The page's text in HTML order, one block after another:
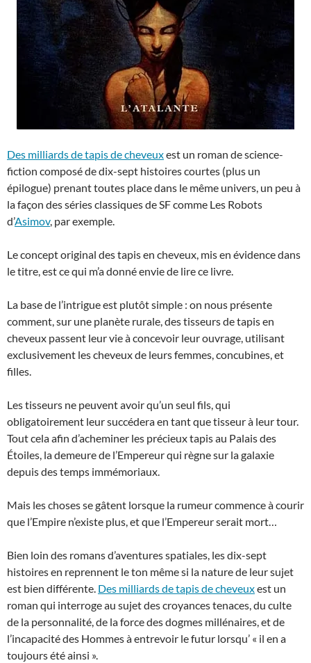
Des milliards de tapis de cheveuxest un roman de science-
fiction composé de dix-sept histoires courtes (plus un
épilogue) prenant toutes place dans le même univers, un peu à
la façon des séries classiques de SF comme Les Robots
d’Asimov, par exemple.
Le concept original des tapis en cheveux, mis en évidence dans
le titre, est ce qui m’a donné envie de lire ce livre.
La base de l’intrigue est plutôt simple : on nous présente
comment, sur une planète rurale, des tisseurs de tapis en
cheveux passent leur vie à concevoir leur ouvrage, utilisant
exclusivement les cheveux de leurs femmes, concubines, et
filles.
Les tisseurs ne peuvent avoir qu’un seul fils, qui
obligatoirement leur succédera en tant que tisseur à leur tour.
Tout cela afin d’acheminer les précieux tapis au Palais des
Étoiles, la demeure de l’Empereur qui règne sur la galaxie
depuis des temps immémoriaux.
Mais les choses se gâtent lorsque la rumeur commence à courir
que l’Empire n’existe plus, et que l’Empereur serait mort…
Bien loin des romans d’aventures spatiales, les dix-sept
histoires en reprennent le ton même si la nature de leur sujet
est bien différente. Des milliards de tapis de cheveuxest un
roman qui interroge au sujet des croyances tenaces, du culte
de la personnalité, de la force des dogmes millénaires, et de
l’incapacité des Hommes à entrevoir le futur lorsqu’ « il en a
toujours été ainsi ».